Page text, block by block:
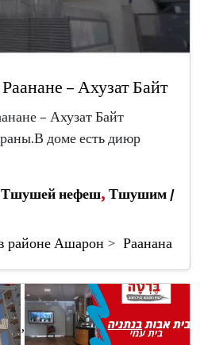
– Ахузат Байт
– Ахузат Байт
доме есть диюр
Тшушей нефеш, Тшушим /
районе Ашарон
Раанана
,